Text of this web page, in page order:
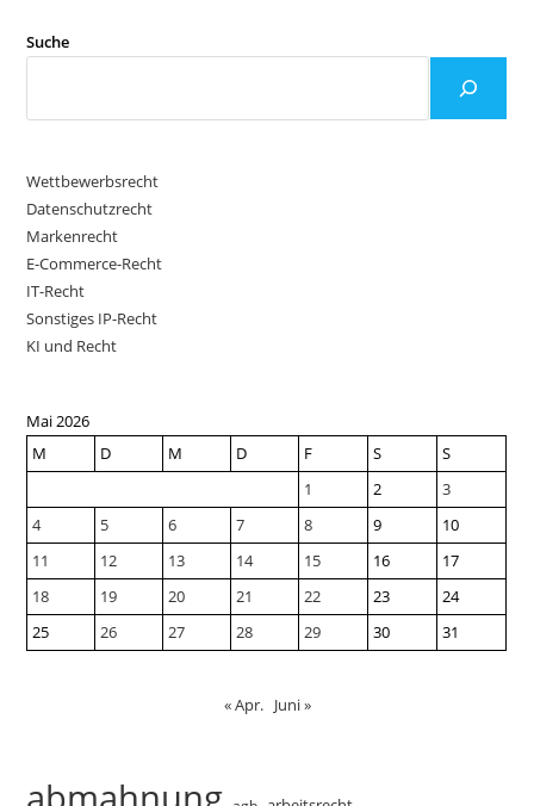
Suche
Wettbewerbsrecht
Datenschutzrecht
Markenrecht
E-Commerce-Recht
IT-Recht
Sonstiges IP-Recht
KI und Recht
Mai 2026
M
D M D F S
S
1
2
3
4
5 6 7 8 9
10
11
12 13 14 15 16
17
18
19 20 21 22 23
24
25
26 27 28 29 30 31
« Apr. Juni »